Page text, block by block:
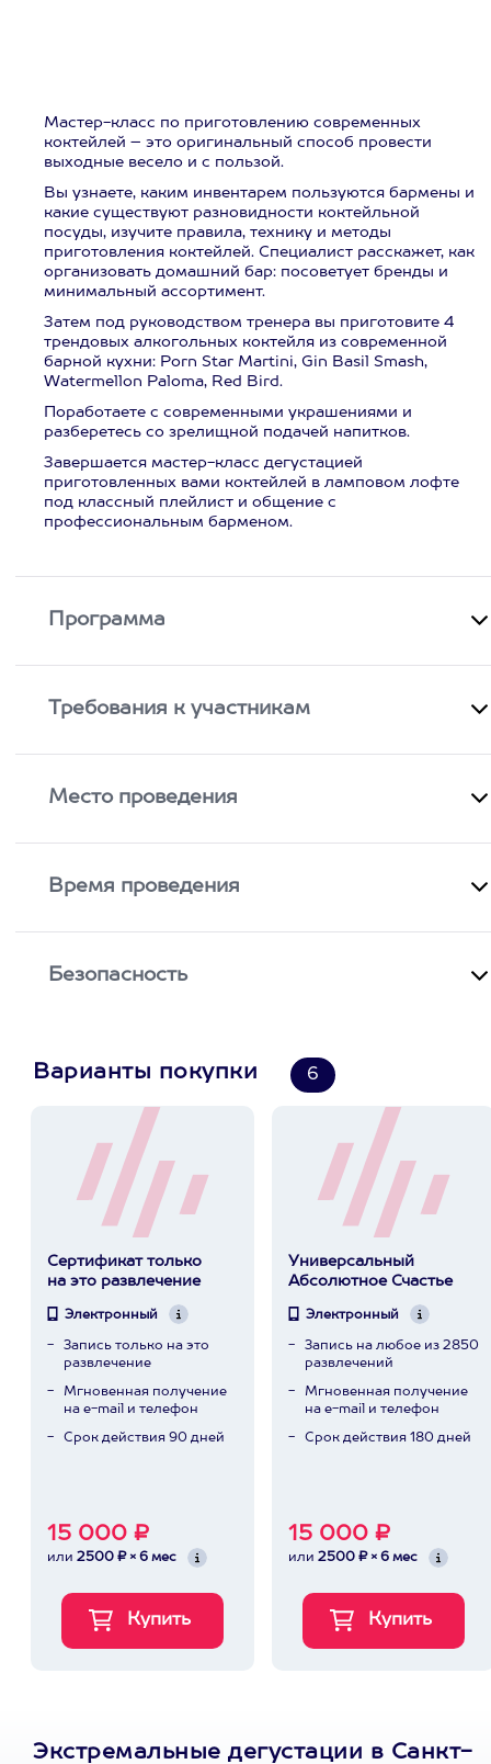
Мастер-класс по приготовлению современных
коктейлей – это оригинальный способ провести
выходные весело и с пользой.
Вы узнаете, каким инвентарем пользуются бармены и
какие существуют разновидности коктейльной
посуды, изучите правила, технику и методы
приготовления коктейлей. Специалист расскажет, как
организовать домашний бар: посоветует бренды и
минимальный ассортимент.
Затем под руководством тренера вы приготовите 4
трендовых алкогольных коктейля из современной
барной кухни: Porn Star Martini, Gin Basil Smash,
Watermellon Paloma, Red Bird.
Поработаете с современными украшениями и
разберетесь со зрелищной подачей напитков.
Завершается мастер-класс дегустацией
приготовленных вами коктейлей в ламповом лофте
под классный плейлист и общение с
профессиональным барменом.
Программа
Требования к участникам
Место проведения
Время проведения
Безопасность
Варианты покупки 6
Сертификат только
на это развлечение
Электронный
Запись только на это
развлечение
Мгновенная получение
на e-mail и телефон
Срок действия 90 дней
15 000 ₽
или 2500 ₽ × 6 мес
Универсальный
Абсолютное Счастье
Электронный
Запись на любое из 2850
развлечений
Мгновенная получение
на e-mail и телефон
Срок действия 180 дней
15 000 ₽
или 2500 ₽ × 6 мес
Экстремальные дегустации в Санкт-